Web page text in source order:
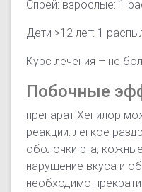
Спрей: взрослые: 1
Дети >12 лет: 1
Курс лечения – не
Побочные
препарат Хепилор
реакции: легкое
оболочки рта,
нарушение вкуса и
необходимо